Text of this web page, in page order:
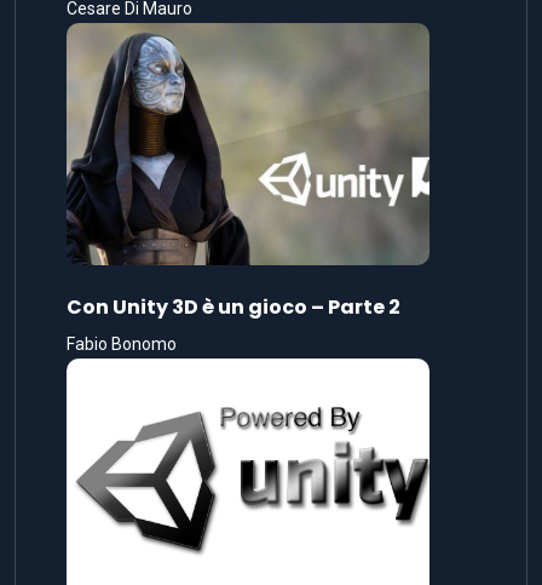
Cesare Di Mauro
Con Unity 3D è un gioco – Parte 2
Fabio Bonomo